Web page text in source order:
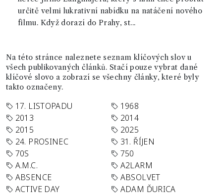
určitě velmi lukrativní nabídku na natáčení nového
filmu. Když dorazí do Prahy, st...
Na této stránce naleznete seznam klíčových slov u
všech publikovaných článků. Stačí pouze vybrat dané
klíčové slovo a zobrazí se všechny články, které byly
takto označeny.
17. LISTOPADU
1968
2013
2014
2015
2025
24. PROSINEC
31. ŘÍJEN
70S
750
A.M.C.
A2LARM
ABSENCE
ABSOLVET
ACTIVE DAY
ADAM ĎURICA